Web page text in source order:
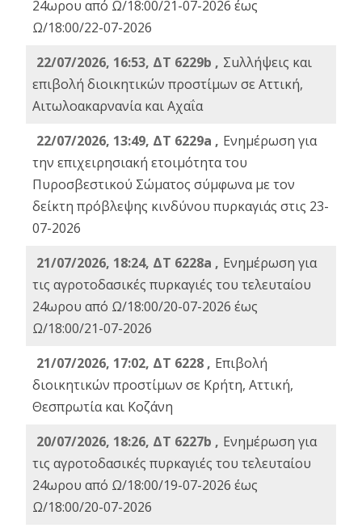
24ωρου από Ω/18:00/21-07-2026 έως
Ω/18:00/22-07-2026
22/07/2026, 16:53, ΔΤ 6229b , Σuλλήψεις και
επιβολή διοικητικών προστίμων σε Αττική,
Αιτωλοακαρνανία και Αχαΐα
22/07/2026, 13:49, ΔΤ 6229a , Ενημέρωση για
την επιχειρησιακή ετοιμότητα του
Πυροσβεστικού Σώματος σύμφωνα με τον
δείκτη πρόβλεψης κινδύνου πυρκαγιάς στις 23-
07-2026
21/07/2026, 18:24, ΔΤ 6228a , Ενημέρωση για
τις αγροτοδασικές πυρκαγιές του τελευταίου
24ωρου από Ω/18:00/20-07-2026 έως
Ω/18:00/21-07-2026
21/07/2026, 17:02, ΔΤ 6228 , Επιβολή
διοικητικών προστίμων σε Κρήτη, Αττική,
Θεσπρωτία και Κοζάνη
20/07/2026, 18:26, ΔΤ 6227b , Ενημέρωση για
τις αγροτοδασικές πυρκαγιές του τελευταίου
24ωρου από Ω/18:00/19-07-2026 έως
Ω/18:00/20-07-2026